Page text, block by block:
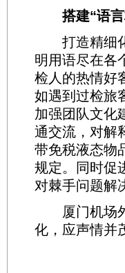
搭建“语言
打造精细化
明用语尽在各
检人的热情好
如遇到过检旅
加强团队文化
通交流，对解
带免税液态物
规定。同时促
对棘手问题解
厦门机场外
化，应声情并